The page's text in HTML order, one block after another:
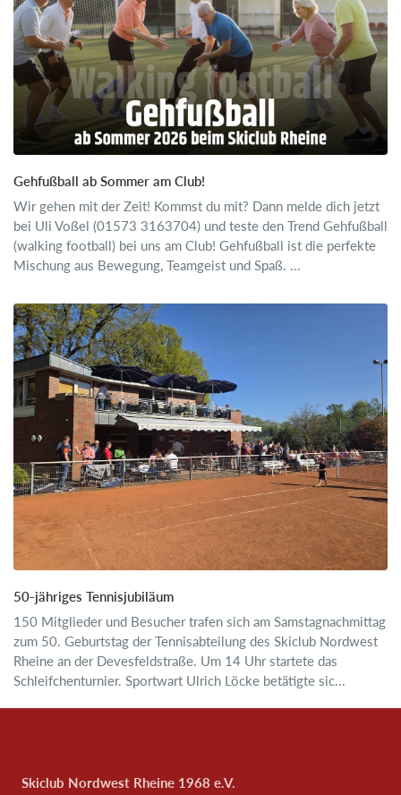
Gehfußball ab Sommer am Club!
Wir gehen mit der Zeit! Kommst du mit? Dann melde dich jetzt
bei Uli Voßel (01573 3163704) und teste den Trend Gehfußball
(walking football) bei uns am Club! Gehfußball ist die perfekte
Mischung aus Bewegung, Teamgeist und Spaß. ...
50-jähriges Tennisjubiläum
150 Mitglieder und Besucher trafen sich am Samstagnachmittag
zum 50. Geburtstag der Tennisabteilung des Skiclub Nordwest
Rheine an der Devesfeldstraße. Um 14 Uhr startete das
Schleifchenturnier. Sportwart Ulrich Löcke betätigte sic...
Skiclub Nordwest Rheine 1968 e.V.